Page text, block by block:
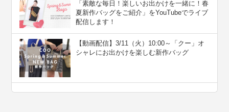
「素敵な毎日！楽しいお出かけを一緒に！春
夏新作バッグをご紹介」をYouTubeでライブ
配信します！
【動画配信】3/11（火）10:00～「クー」オ
シャレにお出かけを楽しむ新作バッグ